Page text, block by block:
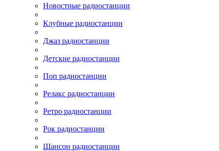
Новостные радиостанции
Клубные радиостанции
Джаз радиостанции
Детские радиостанции
Поп радиостанции
Релакс радиостанции
Ретро радиостанции
Рок радиостанции
Шансон радиостанции